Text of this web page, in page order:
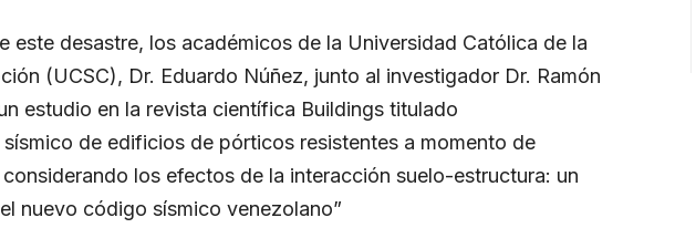
este desastre, los académicos de la Universidad Católica de la
(UCSC), Dr. Eduardo Núñez, junto al investigador Dr. Ramón
estudio en la revista científica Buildings titulado
de edificios de pórticos resistentes a momento de
los efectos de la interacción suelo-estructura: un
nuevo código sísmico venezolano”